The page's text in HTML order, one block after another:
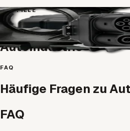
BEISPIELE
Beispiele gefertigter
Autoindustrie
FAQ
Häufige Fragen zu
FAQ